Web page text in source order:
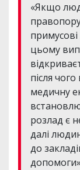
«Якщо
цьому
після
медичну
розлад є
далі
до